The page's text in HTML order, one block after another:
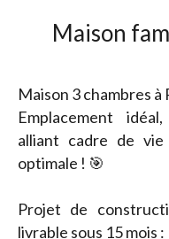
Maison
Maison 3 chambres
Emplacement
alliant cadre de vie
optimale ! 🎯
Projet de
livrable sous 15 mois :